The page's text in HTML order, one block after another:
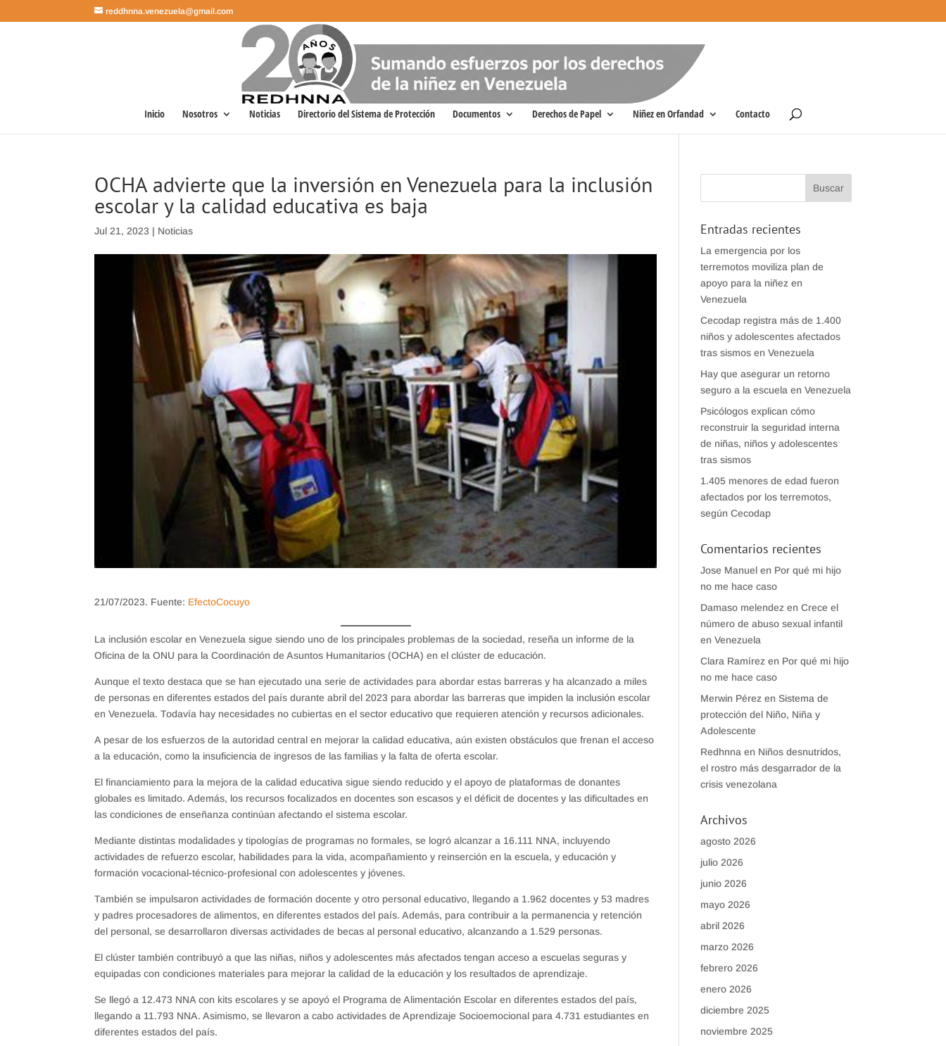
reddhnna.venezuela@gmail.com
Inicio Nosotros Noticias Directorio del Sistema de Protección Documentos Derechos de Papel Niñez en Orfandad Contacto
OCHA advierte que la inversión en Venezuela para la inclusión
escolar y la calidad educativa es baja
Jul 21, 2023 | Noticias
21/07/2023. Fuente: EfectoCocuyo
La inclusión escolar en Venezuela sigue siendo uno de los principales problemas de la sociedad, reseña un informe de la
Oficina de la ONU para la Coordinación de Asuntos Humanitarios (OCHA) en el clúster de educación.
Aunque el texto destaca que se han ejecutado una serie de actividades para abordar estas barreras y ha alcanzado a miles
de personas en diferentes estados del país durante abril del 2023 para abordar las barreras que impiden la inclusión escolar
en Venezuela. Todavía hay necesidades no cubiertas en el sector educativo que requieren atención y recursos adicionales.
A pesar de los esfuerzos de la autoridad central en mejorar la calidad educativa, aún existen obstáculos que frenan el acceso
a la educación, como la insuficiencia de ingresos de las familias y la falta de oferta escolar.
El financiamiento para la mejora de la calidad educativa sigue siendo reducido y el apoyo de plataformas de donantes
globales es limitado. Además, los recursos focalizados en docentes son escasos y el déficit de docentes y las dificultades en
las condiciones de enseñanza continúan afectando el sistema escolar.
Mediante distintas modalidades y tipologías de programas no formales, se logró alcanzar a 16.111 NNA, incluyendo
actividades de refuerzo escolar, habilidades para la vida, acompañamiento y reinserción en la escuela, y educación y
formación vocacional-técnico-profesional con adolescentes y jóvenes.
También se impulsaron actividades de formación docente y otro personal educativo, llegando a 1.962 docentes y 53 madres
y padres procesadores de alimentos, en diferentes estados del país. Además, para contribuir a la permanencia y retención
del personal, se desarrollaron diversas actividades de becas al personal educativo, alcanzando a 1.529 personas.
El clúster también contribuyó a que las niñas, niños y adolescentes más afectados tengan acceso a escuelas seguras y
equipadas con condiciones materiales para mejorar la calidad de la educación y los resultados de aprendizaje.
Se llegó a 12.473 NNA con kits escolares y se apoyó el Programa de Alimentación Escolar en diferentes estados del país,
llegando a 11.793 NNA. Asimismo, se llevaron a cabo actividades de Aprendizaje Socioemocional para 4.731 estudiantes en
diferentes estados del país.
Entradas recientes
La emergencia por los
terremotos moviliza plan de
apoyo para la niñez en
Venezuela
Cecodap registra más de 1.400
niños y adolescentes afectados
tras sismos en Venezuela
Hay que asegurar un retorno
seguro a la escuela en Venezuela
Psicólogos explican cómo
reconstruir la seguridad interna
de niñas, niños y adolescentes
tras sismos
1.405 menores de edad fueron
afectados por los terremotos,
según Cecodap
Comentarios recientes
Jose Manuelen Por qué mi hijo
no me hace caso
Damaso melendez en Crece el
número de abuso sexual infantil
en Venezuela
Clara Ramírez en Por qué mi hijo
no me hace caso
Merwin Pérez en Sistema de
protección del Niño, Niña y
Adolescente
Redhnna en Niños desnutridos,
el rostro más desgarrador de la
crisis venezolana
Archivos
agosto 2026
julio 2026
junio 2026
mayo 2026
abril 2026
marzo 2026
febrero 2026
enero 2026
diciembre 2025
noviembre 2025